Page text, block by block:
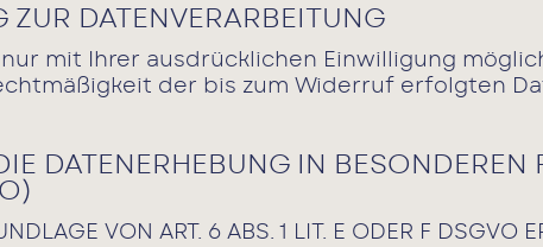
ZUR DATENVERARBEITUNG
mit Ihrer ausdrücklichen Einwilligung
der bis zum Widerruf erfolgten
DATENERHEBUNG IN BESONDEREN
VON ART. 6 ABS. 1 LIT. E ODER F DSGVO